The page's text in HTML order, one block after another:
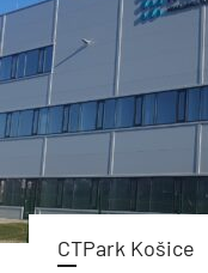
CTPark Košice